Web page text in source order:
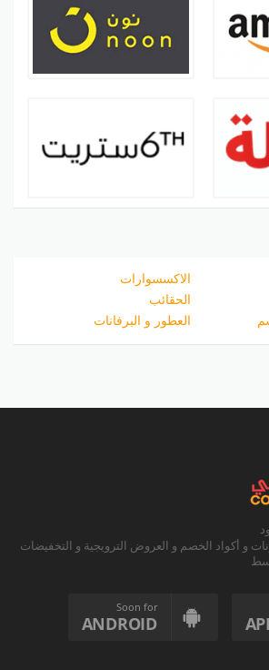
الاكسسوارات
الحقائب
العطور و البرفانات
و أكواد الخصم و العروض الترويجية و التخفيضات
Soon for
ANDROID